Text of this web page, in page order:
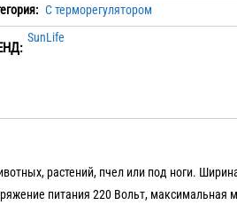
С терморегулятором
SunLife
растений, пчел или под ноги.
питания 220 Вольт, максимальная